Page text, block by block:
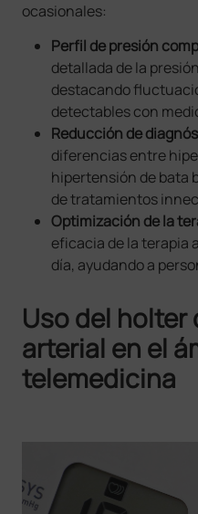
ocasionales:
Perfil de presión
detallada de la
destacando
detectables con
Reducción de
diferencias entre
hipertensión de bata
de tratamientos
Optimización de la
eficacia de la terapia
día, ayudando a
Uso del holter
arterial en el
telemedicina